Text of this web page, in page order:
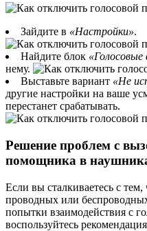
Зайдите в «Настройки».
Найдите блок
нему.
Выставьте вариант «Не
другие настройки на ваше
перестанет срабатывать.
Решение проблем с
помощника в
Если вы сталкиваетесь с
проводных или
попытки взаимодействия с
воспользуйтесь